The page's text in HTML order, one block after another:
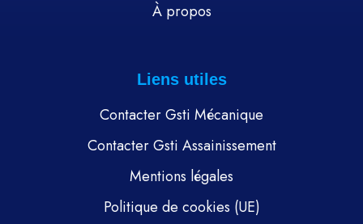
À propos
Liens utiles
Contacter Gsti Mécanique
Contacter Gsti Assainissement
Mentions légales
Politique de cookies (UE)